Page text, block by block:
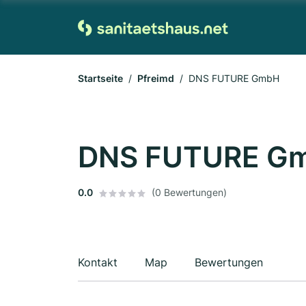
Startseite Pfreimd DNS FUTURE GmbH
DNS FUTURE
0.0 (0 Bewertungen)
Kontakt Map Bewertungen